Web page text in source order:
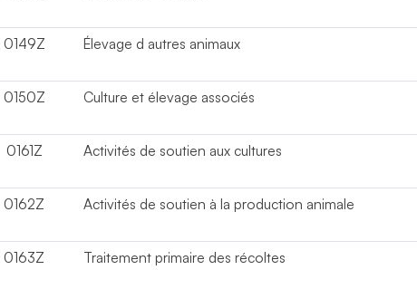
0149Z
Élevage d autres animaux
0150Z
Culture et élevage associés
0161Z
Activités de soutien aux cultures
0162Z
Activités de soutien à la production animale
0163Z
Traitement primaire des récoltes